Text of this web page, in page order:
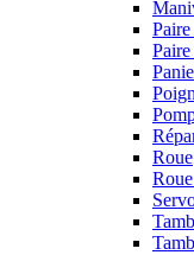
Roue